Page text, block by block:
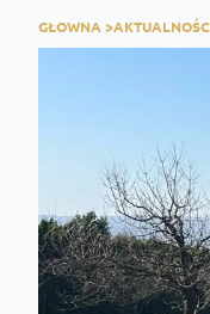
GŁOWNA >